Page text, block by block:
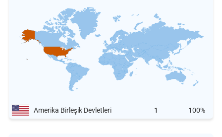
Amerika Birleşik Devletleri 1 100%